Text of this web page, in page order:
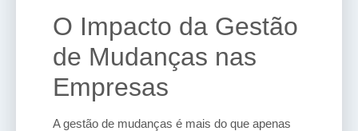
O Impacto da Gestão
de Mudanças nas
Empresas
A gestão de mudanças é mais do que apenas